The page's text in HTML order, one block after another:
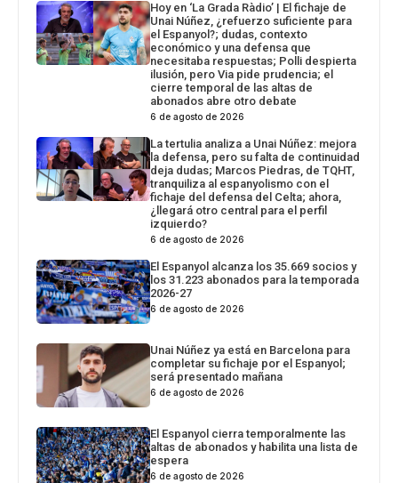
Hoy en ‘La Grada Ràdio’ | El fichaje de
Unai Núñez, ¿refuerzo suficiente para
el Espanyol?; dudas, contexto
económico y una defensa que
necesitaba respuestas; Polli despierta
ilusión, pero Via pide prudencia; el
cierre temporal de las altas de
abonados abre otro debate
6 de agosto de 2026
La tertulia analiza a Unai Núñez: mejora
la defensa, pero su falta de continuidad
deja dudas; Marcos Piedras, de TQHT,
tranquiliza al espanyolismo con el
fichaje del defensa del Celta; ahora,
¿llegará otro central para el perfil
izquierdo?
6 de agosto de 2026
El Espanyol alcanza los 35.669 socios y
los 31.223 abonados para la temporada
2026-27
6 de agosto de 2026
Unai Núñez ya está en Barcelona para
completar su fichaje por el Espanyol;
será presentado mañana
6 de agosto de 2026
El Espanyol cierra temporalmente las
altas de abonados y habilita una lista de
espera
6 de agosto de 2026